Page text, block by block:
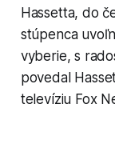
Hassetta, do
stúpenca
vyberie, s
povedal
televíziu Fox